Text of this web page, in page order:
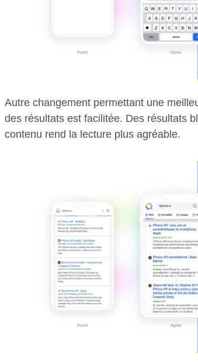
Autre changement permettant une
des résultats est facilitée. Des résultats
contenu rend la lecture plus agréable.